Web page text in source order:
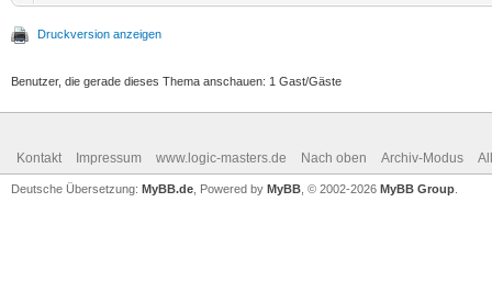
Druckversion anzeigen
Benutzer, die gerade dieses Thema anschauen: 1 Gast/Gäste
Kontakt Impressum www.logic-masters.de Nach oben Archiv-Modus
Deutsche Übersetzung: MyBB.de , Powered by MyBB , © 2002-2026 MyBB Group